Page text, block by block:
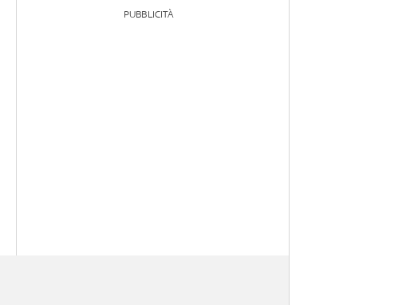
PUBBLICITÀ